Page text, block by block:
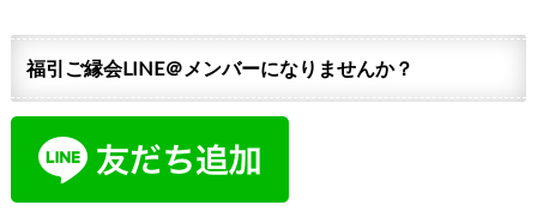
福引ご縁会LINE＠メンバーになりませんか？